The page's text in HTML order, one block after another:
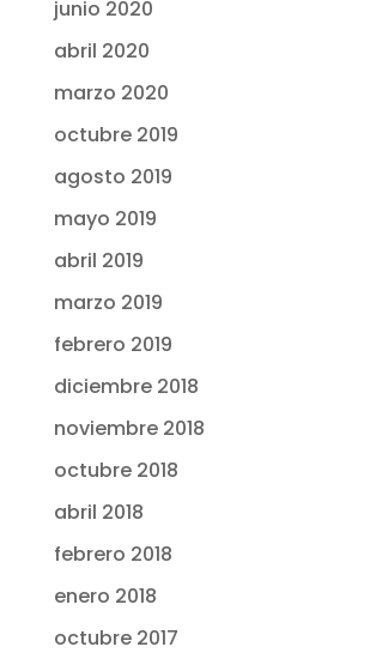
junio 2020
abril 2020
marzo 2020
octubre 2019
agosto 2019
mayo 2019
abril 2019
marzo 2019
febrero 2019
diciembre 2018
noviembre 2018
octubre 2018
abril 2018
febrero 2018
enero 2018
octubre 2017